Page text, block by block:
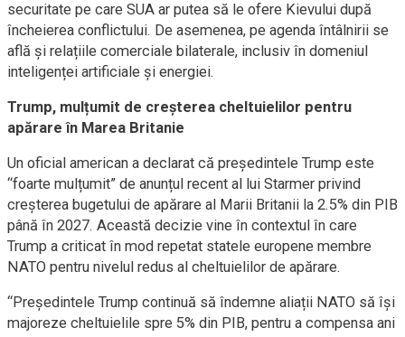
securitate pe care SUA ar putea să le ofere Kievului după
încheierea conflictului. De asemenea, pe agenda întâlnirii se
află și relațiile comerciale bilaterale, inclusiv în domeniul
inteligenței artificiale și energiei.
Trump, mulțumit de creșterea cheltuielilor pentru
apărare în Marea Britanie
Un oficial american a declarat că președintele Trump este
“foarte mulțumit” de anunțul recent al lui Starmer privind
creșterea bugetului de apărare al Marii Britanii la 2.5% din PIB
până în 2027. Această decizie vine în contextul în care
Trump a criticat în mod repetat statele europene membre
NATO pentru nivelul redus al cheltuielilor de apărare.
“Președintele Trump continuă să îndemne aliații NATO să își
majoreze cheltuielile spre 5% din PIB, pentru a compensa ani